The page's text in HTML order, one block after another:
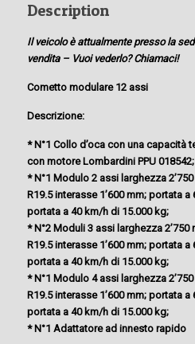
Description
Il veicolo è attualmente presso la
vendita – Vuoi vederlo? Chiamaci!
Cometto modulare 12 assi
Descrizione:
* N°1 Collo d’oca con una capacità
con motore Lombardini PPU 018542;
* N°1 Modulo 2 assi larghezza
R19.5 interasse 1’600 mm; portata
portata a 40 km/h di 15.000 kg;
* N°2 Moduli 3 assi larghezza
R19.5 interasse 1’600 mm; portata
portata a 40 km/h di 15.000 kg;
* N°1 Modulo 4 assi larghezza
R19.5 interasse 1’600 mm; portata
portata a 40 km/h di 15.000 kg;
* N°1 Adattatore ad innesto rapido